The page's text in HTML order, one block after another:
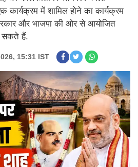
में शामिल होने का कार्यक्रम
और भाजपा की ओर से आयोजित
सकते हैं.
15:31 IST